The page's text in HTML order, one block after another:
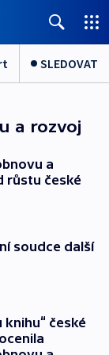
SLEDOVAT
a rozvoj
a
růstu české
soudce další
knihu“ české